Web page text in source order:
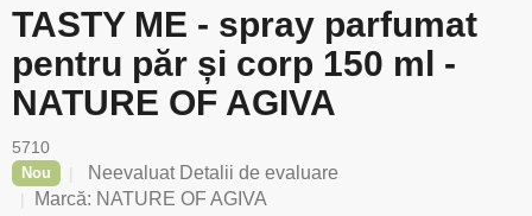
TASTY ME - spray parfumat
pentru păr și corp 150 ml -
NATURE OF AGIVA
5710
Nou
Evaluarea
medie
Neevaluat Detalii de evaluare
Marcă: NATURE OF AGIVA